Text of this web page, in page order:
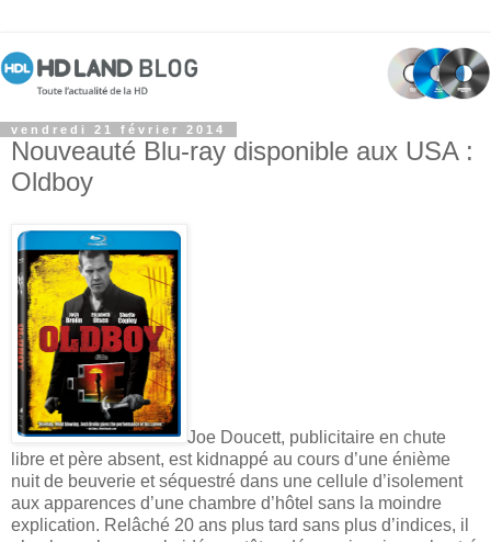
vendredi 21 février 2014
Nouveauté Blu-ray disponible aux USA :
Oldboy
Joe Doucett, publicitaire en chute
libre et père absent, est kidnappé au cours d’une énième
nuit de beuverie et séquestré dans une cellule d’isolement
aux apparences d’une chambre d’hôtel sans la moindre
explication. Relâché 20 ans plus tard sans plus d’indices, il